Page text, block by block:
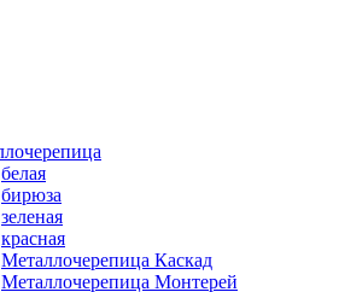
белая
бирюза
зеленая
красная
Металлочерепица Каскад
Металлочерепица Монтерей